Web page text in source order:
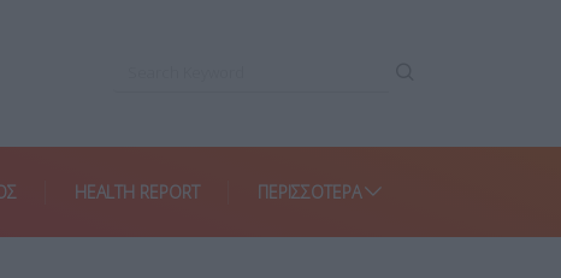
HEALTH REPORT ΠΕΡΙΣΣΌΤΕΡΑ